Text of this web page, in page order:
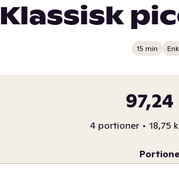
Klassisk
15 min
4 portioner • 18,75